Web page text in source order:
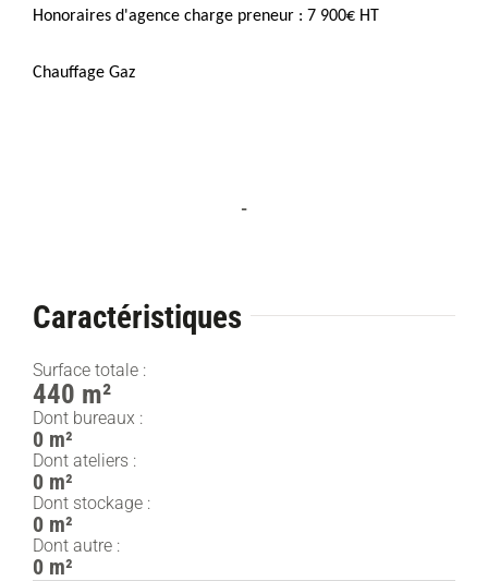
Honoraires d'agence charge preneur : 7 900€ HT
Chauffage Gaz
-
Caractéristiques
Surface totale :
440 m²
Dont bureaux :
0 m²
Dont ateliers :
0 m²
Dont stockage :
0 m²
Dont autre :
0 m²